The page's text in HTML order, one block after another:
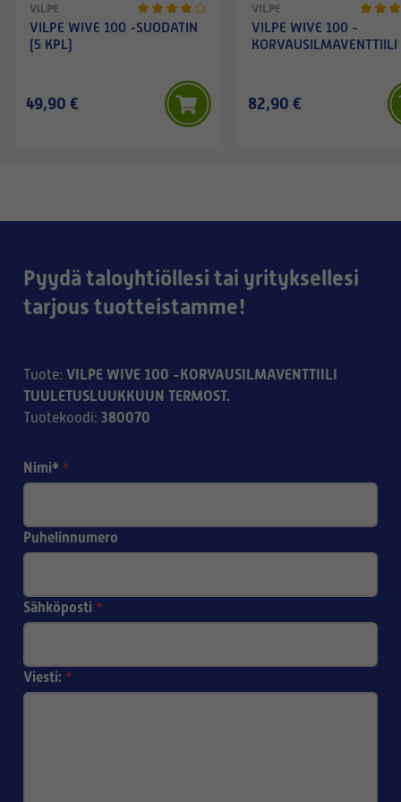
VILPE
VILPE WIVE 100 -SUODATIN
(5 KPL)
49,90 €
VILPE
VILPE WIVE 100 -
KORVAUSILMAVENTTIILI
82,90 €
Pyydä taloyhtiöllesi tai yrityksellesi
tarjous tuotteistamme!
Tuote: VILPE WIVE 100 -KORVAUSILMAVENTTIILI
TUULETUSLUUKKUUN TERMOST.
Tuotekoodi: 380070
Nimi* *
Puhelinnumero
Sähköposti *
Viesti: *